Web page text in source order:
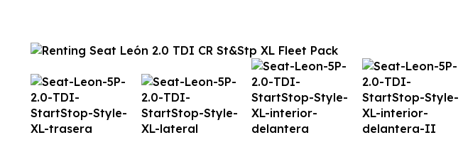
Style XL
Desde: 309€/Mes+ IVA